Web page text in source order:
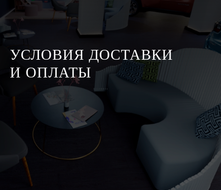
УСЛОВИЯ ДОСТАВКИ
И ОПЛАТЫ